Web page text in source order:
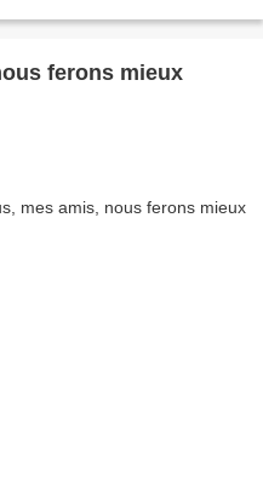
ferons mieux